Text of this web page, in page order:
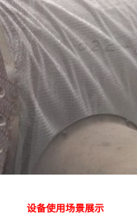
设备使用场景展示